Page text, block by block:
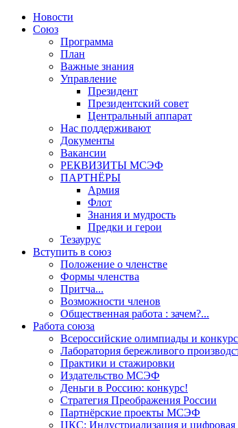
Новости
Союз
Программа
План
Важные знания
Управление
Президент
Президентский совет
Центральный аппарат
Нас поддерживают
Документы
Вакансии
РЕКВИЗИТЫ МСЭФ
ПАРТНЁРЫ
Армия
Флот
Знания и мудрость
Предки и герои
Тезаурус
Вступить в союз
Положение о членстве
Формы членства
Притча...
Возможности членов
Общественная работа : зачем?...
Работа союза
Всероссийские олимпиады и
Лаборатория бережливого
Практики и стажировки
Издательство МСЭФ
Деньги в Россию: конкурс!
Стратегия Преображения России
Партнёрские проекты МСЭФ
ЦКС: Индустриализация и цифровая